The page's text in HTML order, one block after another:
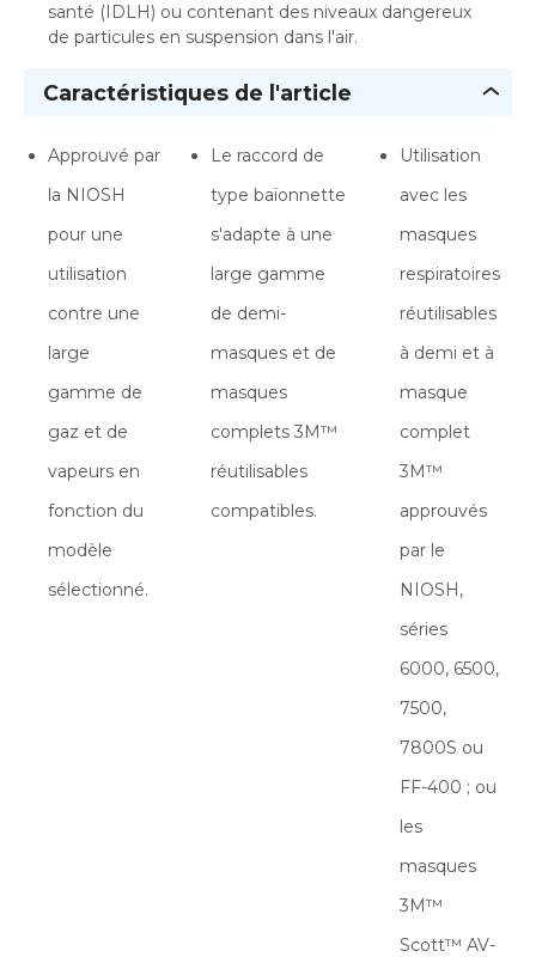
santé (IDLH) ou contenant des niveaux dangereux
de particules en suspension dans l'air.
Caractéristiques de l'article
Approuvé par
la NIOSH
pour une
utilisation
contre une
large
gamme de
gaz et de
vapeurs en
fonction du
modèle
sélectionné.
Le raccord de
type baïonnette
s'adapte à une
large gamme
de demi-
masques et de
masques
complets 3M™
réutilisables
compatibles.
Utilisation
avec les
masques
respiratoires
réutilisables
à demi et à
masque
complet
3M™
approuvés
par le
NIOSH,
séries
6000, 6500,
7500,
7800S ou
FF-400 ; ou
les
masques
3M™
Scott™ AV-